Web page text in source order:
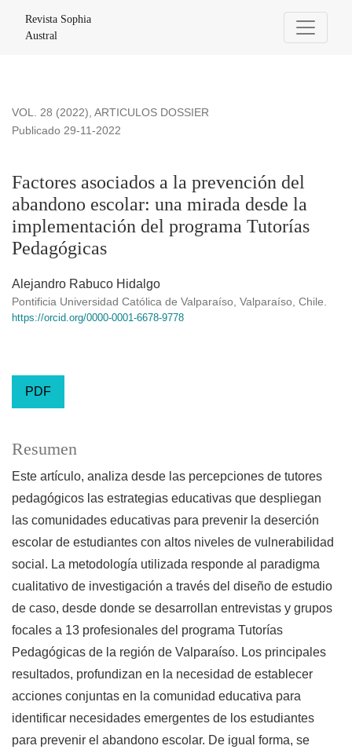
Revista Sophia
Austral
VOL. 28 (2022), ARTICULOS DOSSIER
Factores asociados a la prevención del
abandono escolar: una mirada desde la
implementación del programa Tutorías
Pedagógicas
Publicado 29-11-2022
Alejandro Rabuco Hidalgo
Pontificia Universidad Católica de Valparaíso, Valparaíso, Chile.
https://orcid.org/0000-0001-6678-9778
PDF
Resumen
Este artículo, analiza desde las percepciones de tutores
pedagógicos las estrategias educativas que despliegan
las comunidades educativas para prevenir la deserción
escolar de estudiantes con altos niveles de vulnerabilidad
social. La metodología utilizada responde al paradigma
cualitativo de investigación a través del diseño de estudio
de caso, desde donde se desarrollan entrevistas y grupos
focales a 13 profesionales del programa Tutorías
Pedagógicas de la región de Valparaíso. Los principales
resultados, profundizan en la necesidad de establecer
acciones conjuntas en la comunidad educativa para
identificar necesidades emergentes de los estudiantes
para prevenir el abandono escolar. De igual forma, se